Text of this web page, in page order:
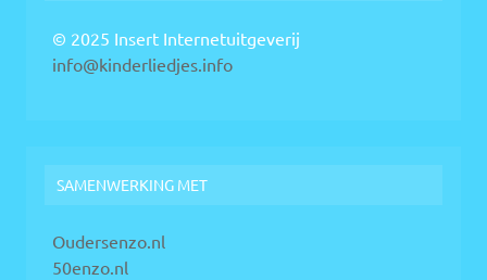
© 2025 Insert Internetuitgeverij
info@kinderliedjes.info
SAMENWERKING MET
Oudersenzo.nl
50enzo.nl